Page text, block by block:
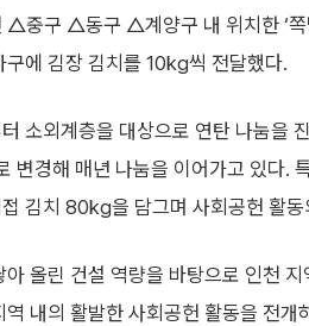
△중구 △동구 △계양구 내 위치한 ‘쪽
에 김장 김치를 10kg씩 전달했다.
소외계층을 대상으로 연탄 나눔을
변경해 매년 나눔을 이어가고 있다.
김치 80kg을 담그며 사회공헌 활동
올린 건설 역량을 바탕으로 인천
내의 활발한 사회공헌 활동을 전